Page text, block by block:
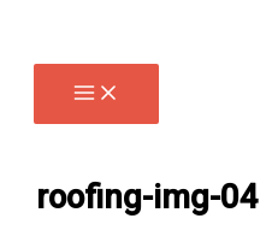
innehåll
roofing-img-04